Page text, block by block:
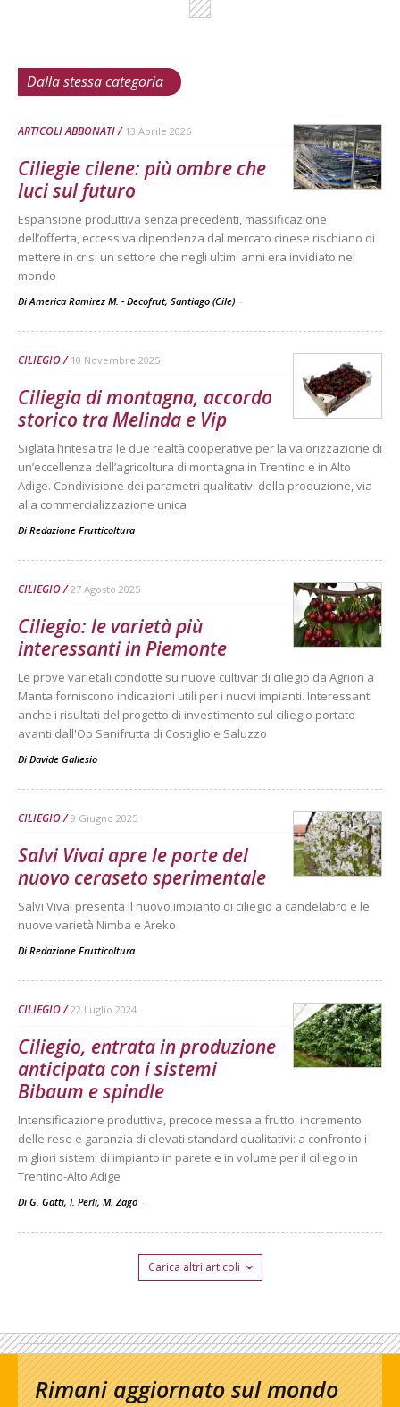
Dalla stessa categoria
ARTICOLI ABBONATI 13 Aprile 2026
Ciliegie cilene: più ombre che
luci sul futuro
Espansione produttiva senza precedenti, massificazione
dell’offerta, eccessiva dipendenza dal mercato cinese rischiano di
mettere in crisi un settore che negli ultimi anni era invidiato nel
mondo
Di America Ramirez M. - Decofrut, Santiago (Cile) -
CILIEGIO 10 Novembre 2025
Ciliegia di montagna, accordo
storico tra Melinda e Vip
Siglata l’intesa tra le due realtà cooperative per la valorizzazione di
un’eccellenza dell’agricoltura di montagna in Trentino e in Alto
Adige. Condivisione dei parametri qualitativi della produzione, via
alla commercializzazione unica
Di Redazione Frutticoltura
CILIEGIO 27 Agosto 2025
Ciliegio: le varietà più
interessanti in Piemonte
Le prove varietali condotte su nuove cultivar di ciliegio da Agrion a
Manta forniscono indicazioni utili per i nuovi impianti. Interessanti
anche i risultati del progetto di investimento sul ciliegio portato
avanti dall'Op Sanifrutta di Costigliole Saluzzo
Di Davide Gallesio
CILIEGIO 9 Giugno 2025
Salvi Vivai apre le porte del
nuovo ceraseto sperimentale
Salvi Vivai presenta il nuovo impianto di ciliegio a candelabro e le
nuove varietà Nimba e Areko
Di Redazione Frutticoltura
CILIEGIO 22 Luglio 2024
Ciliegio, entrata in produzione
anticipata con i sistemi
Bibaum e spindle
Intensificazione produttiva, precoce messa a frutto, incremento
delle rese e garanzia di elevati standard qualitativi: a confronto i
migliori sistemi di impianto in parete e in volume per il ciliegio in
Trentino-Alto Adige
Di G. Gatti, I. Perli, M. Zago -
Carica altri articoli
Rimani aggiornato sul mondo